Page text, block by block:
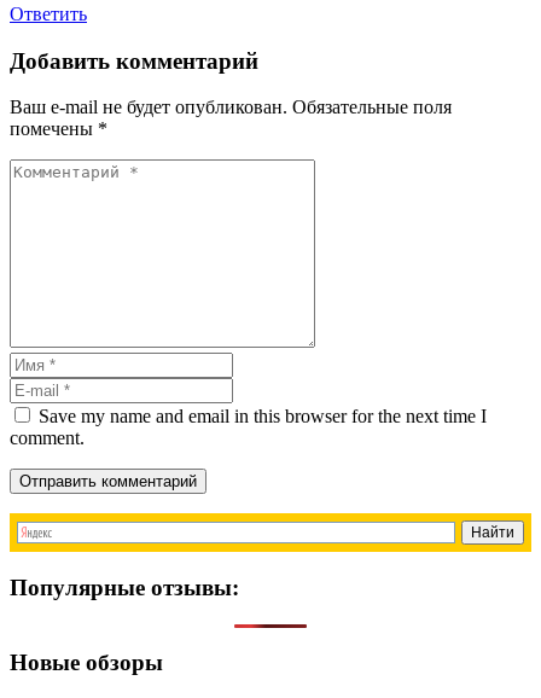
Ответить
Добавить комментарий
Ваш e-mail не будет опубликован. Обязательные поля
помечены *
Save my name and email in this browser for the next time I
comment.
Отправить комментарий
Популярные отзывы:
Новые обзоры